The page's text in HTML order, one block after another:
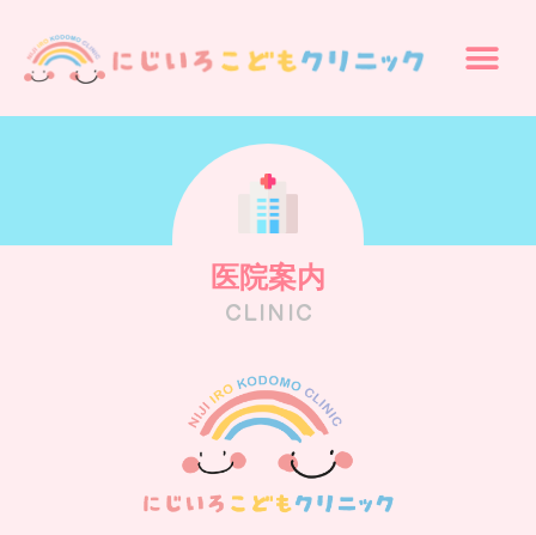
医院案内
CLINIC